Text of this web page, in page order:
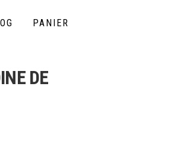
PANIER
DE